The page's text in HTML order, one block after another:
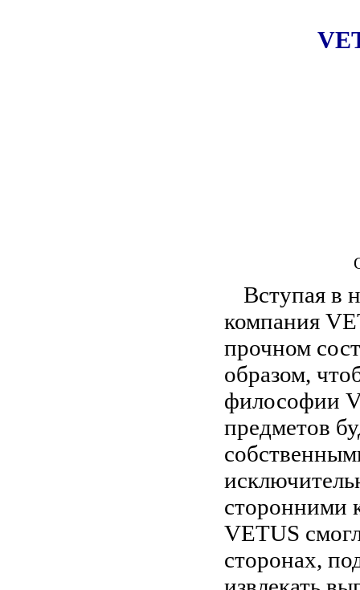
Вступая в
компания
прочном
образом,
философии
предметов
сторонними
VETUS
сторонах,